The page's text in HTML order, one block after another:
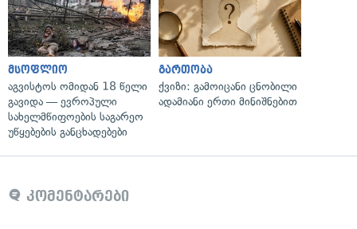
მსოფლიო
აგვისტოს ომიდან 18 წელი
გავიდა — ევროპული
სახელმწიფოების საგარეო
უწყებების განცხადებები
გართობა
ქვიზი: გამოიცანი ცნობილი
ადამიანი ერთი მინიშნებით
კომენტარები